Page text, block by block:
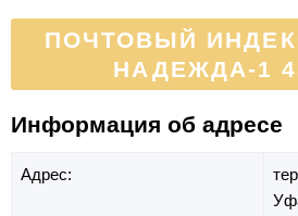
ПОЧТОВЫЙ
НАДЕЖДА-1
Информация об адресе
Адрес: